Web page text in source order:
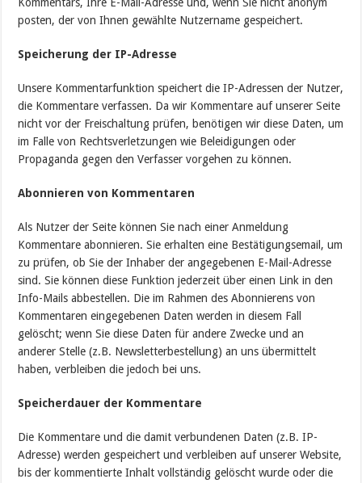
posten, der von Ihnen gewählte Nutzername gespeichert.
Speicherung der IP-Adresse
Unsere Kommentarfunktion speichert die IP-Adressen der Nutzer,
die Kommentare verfassen. Da wir Kommentare auf unserer Seite
nicht vor der Freischaltung prüfen, benötigen wir diese Daten, um
im Falle von Rechtsverletzungen wie Beleidigungen oder
Propaganda gegen den Verfasser vorgehen zu können.
Abonnieren von Kommentaren
Als Nutzer der Seite können Sie nach einer Anmeldung
Kommentare abonnieren. Sie erhalten eine Bestätigungsemail, um
zu prüfen, ob Sie der Inhaber der angegebenen E-Mail-Adresse
sind. Sie können diese Funktion jederzeit über einen Link in den
Info-Mails abbestellen. Die im Rahmen des Abonnierens von
Kommentaren eingegebenen Daten werden in diesem Fall
gelöscht; wenn Sie diese Daten für andere Zwecke und an
anderer Stelle (z.B. Newsletterbestellung) an uns übermittelt
haben, verbleiben die jedoch bei uns.
Speicherdauer der Kommentare
Die Kommentare und die damit verbundenen Daten (z.B. IP-
Adresse) werden gespeichert und verbleiben auf unserer Website,
bis der kommentierte Inhalt vollständig gelöscht wurde oder die